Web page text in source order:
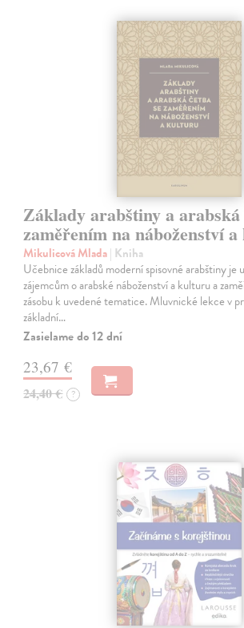
Základy arabštiny a arabská
zaměřením na náboženství
Mikulicová Mlada| Kniha
Učebnice základů moderní spisovné arabštiny je
zájemcům o arabské náboženství a kulturu a
zásobu k uvedené tematice. Mluvnické lekce v
základní…
Zasielame do 12 dní
23,67 €
24,40 € ?